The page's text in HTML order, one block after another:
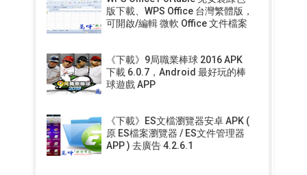
版下載、WPS Office 台灣繁體版，
可開啟/編輯 微軟 Office 文件檔案
《下載》9局職業棒球 2016 APK
下載 6.0.7，Android 最好玩的棒
球遊戲 APP
《下載》ES文檔瀏覽器安卓 APK (
原 ES檔案瀏覽器 / ES文件管理器
APP ) 去廣告 4.2.6.1